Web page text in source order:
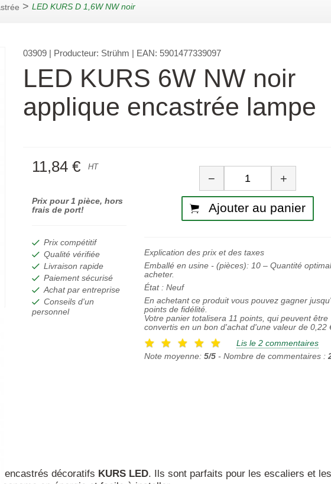
> LED KURS D 1,6W NW noir
03909| Producteur: Strühm | EAN: 5901477339097
LED KURS 6W NW noir
applique encastrée lampe
11,84 € HT
Prix pour 1 pièce, hors
frais de port!
Prix compétitif
Qualité vérifiée
Livraison rapide
Paiement sécurisé
Achat par entreprise
Conseils d'un
personnel
Quantité
− +
Ajouter au panier
Explication des prix et des taxes
Emballé en usine - (pièces): 10– Quantité
acheter.
État : Neuf
En achetant ce produit vous pouvez gagner
points de fidélité.
Votre panier totalisera 11 points, qui peuvent être
convertis en un bon d'achat d'une valeur de 0,22
Lis le 2 commentaires
Note moyenne: 5/5- Nombre de commentaires :
encastrés décoratifs KURS LED. Ils sont parfaits pour les escaliers et